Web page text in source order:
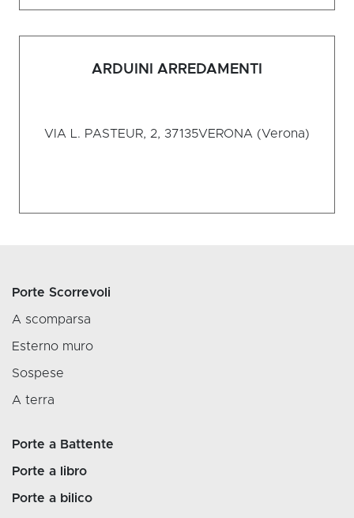
ARDUINI ARREDAMENTI
VIA L. PASTEUR, 2, 37135VERONA (Verona)
Porte Scorrevoli
A scomparsa
Esterno muro
Sospese
A terra
Porte a Battente
Porte a libro
Porte a bilico